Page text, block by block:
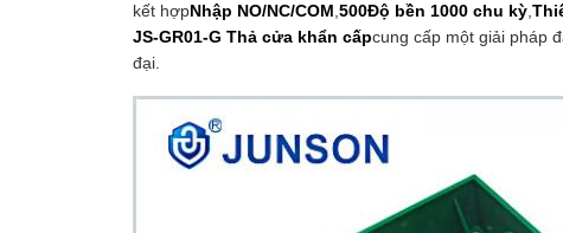
kết hợpNhập NO/NC/COM 500Độ bền 1000 chu kỳ
JS-GR01-G Thả cửa khẩn cấpcung cấp một giải pháp
đại.